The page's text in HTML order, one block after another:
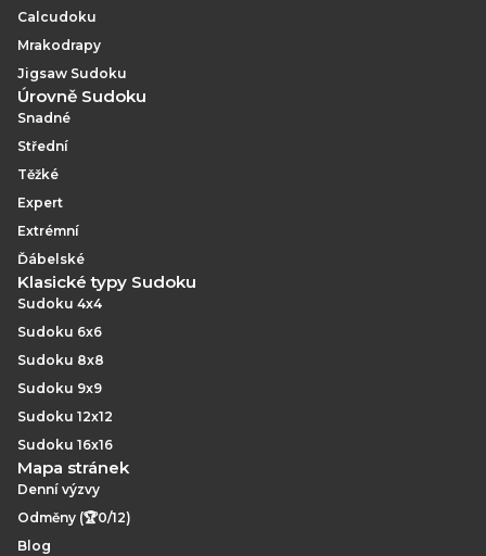
Calcudoku
Mrakodrapy
Jigsaw Sudoku
Úrovně Sudoku
Snadné
Střední
Těžké
Expert
Extrémní
Ďábelské
Klasické typy Sudoku
Sudoku 4x4
Sudoku 6x6
Sudoku 8x8
Sudoku 9x9
Sudoku 12x12
Sudoku 16x16
Mapa stránek
Denní výzvy
Odměny (🏆0/12)
Blog